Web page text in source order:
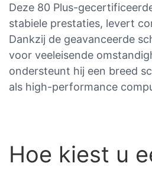
Deze 80 Plus-
stabiele prestaties, levert
Dankzij de geavanceerde
voor veeleisende
ondersteunt hij een breed
als high-performance
Hoe kiest u